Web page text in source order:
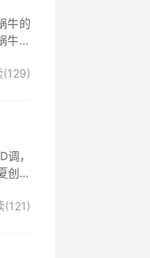
牛的
牛的
(129)
，
创作
(121)